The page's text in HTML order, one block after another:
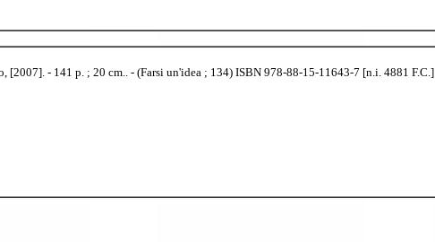
- 141 p. ; 20 cm.. - (Farsi un'idea ; 134) ISBN 978-88-15-11643-7 [n.i. 4881 F.C.]